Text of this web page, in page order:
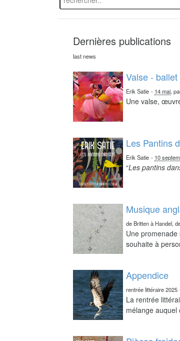
Dernières publications
last news
Valse - ballet
Erik Satie - 14 mai,
Une valse,
Les Pantins
Erik Satie - 10
“Les pantins
Musique
de Britten à Handel,
Une
souhaite à
Appendice
rentrée littéraire 2025
La rentrée
mélange auquel